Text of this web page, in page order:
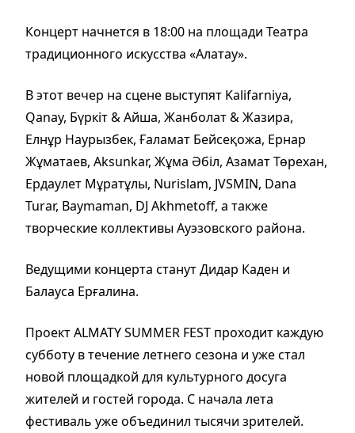
Концерт начнется в 18:00 на площади Театра
традиционного искусства «Алатау».
В этот вечер на сцене выступят Kalifarniya,
Qanay, Бүркіт & Айша, Жанболат & Жазира,
Елнұр Наурызбек, Ғаламат Бейсеқожа, Ернар
Жұматаев, Aksunkar, Жұма Әбіл, Азамат Төрехан,
Ердаулет Мұратұлы, Nurislam, JVSMIN, Dana
Turar, Baymaman, DJ Akhmetoff, а также
творческие коллективы Ауэзовского района.
Ведущими концерта станут Дидар Каден и
Балауса Ерғалина.
Проект ALMATY SUMMER FEST проходит каждую
субботу в течение летнего сезона и уже стал
новой площадкой для культурного досуга
жителей и гостей города. С начала лета
фестиваль уже объединил тысячи зрителей.